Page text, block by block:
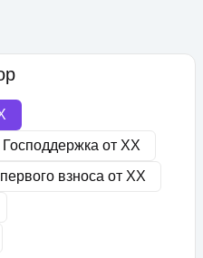
Господдержка от XX
взноса от XX